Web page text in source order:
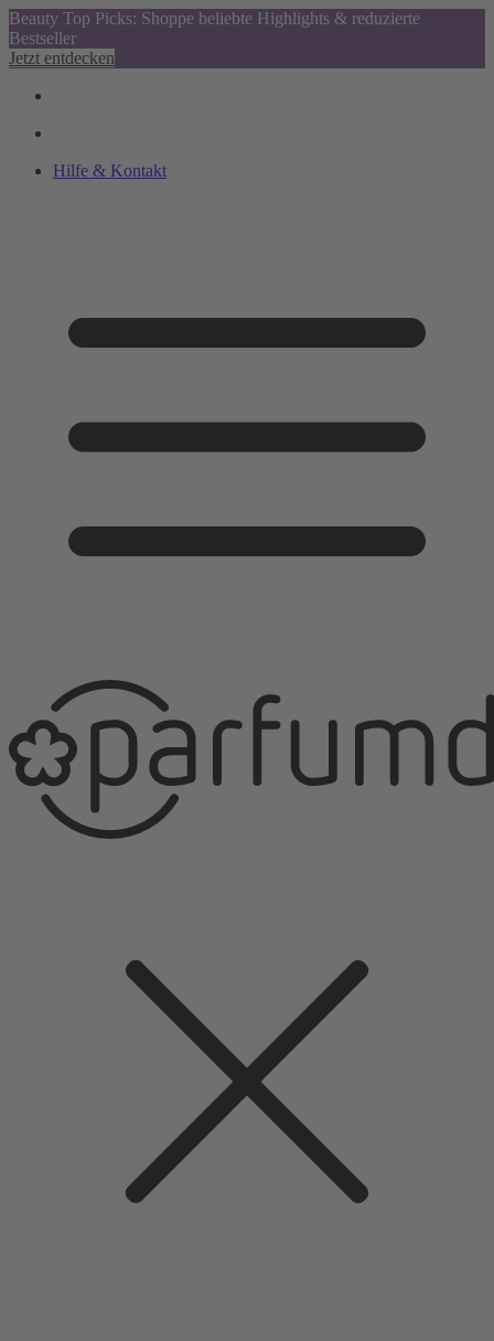
Beauty Top Picks: Shoppe beliebte Highlights & reduzierte
Bestseller
Jetzt entdecken
Hilfe & Kontakt